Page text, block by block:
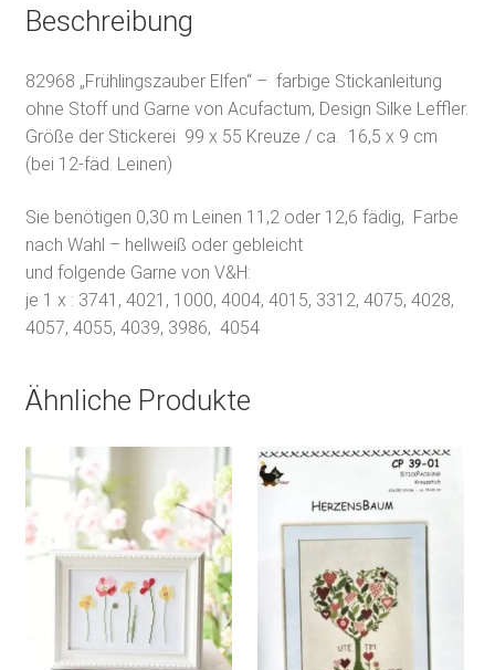
Beschreibung
82968 „Frühlingszauber Elfen“ – farbige Stickanleitung
ohne Stoff und Garne von Acufactum, Design Silke Leffler.
Größe der Stickerei 99 x 55 Kreuze / ca. 16,5 x 9 cm
(bei 12-fäd. Leinen)
Sie benötigen 0,30 m Leinen 11,2 oder 12,6 fädig, Farbe
nach Wahl – hellweiß oder gebleicht
und folgende Garne von V&H:
je 1 x : 3741, 4021, 1000, 4004, 4015, 3312, 4075, 4028,
4057, 4055, 4039, 3986, 4054
Ähnliche Produkte